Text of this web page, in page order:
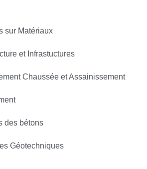
sur Matériaux
et Infrastuctures
Chaussée et Assainissement
des bétons
Géotechniques